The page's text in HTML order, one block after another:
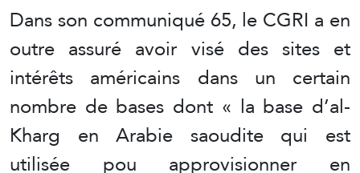
Dans son communiqué 65, le CGRI a en
outre assuré avoir visé des sites et
intérêts américains dans un certain
nombre de bases dont « la base d’al-
Kharg en Arabie saoudite qui est
utilisée pou approvisionner en